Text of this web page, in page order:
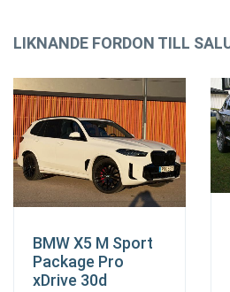
LIKNANDE FORDON TILL
BMW X5 M Sport
Package Pro
xDrive 30d